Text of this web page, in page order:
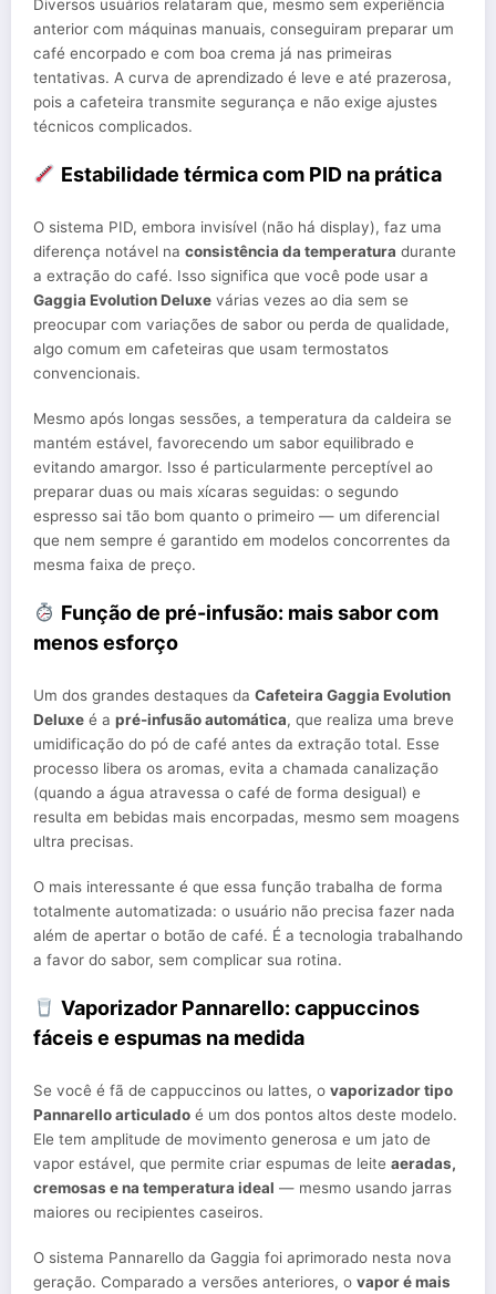
Diversos usuários relataram que, mesmo sem experiência
anterior com máquinas manuais, conseguiram preparar um
café encorpado e com boa crema já nas primeiras
tentativas. A curva de aprendizado é leve e até prazerosa,
pois a cafeteira transmite segurança e não exige ajustes
técnicos complicados.
Estabilidade térmica com PID na prática
O sistema PID, embora invisível (não há display), faz uma
diferença notável na consistência da temperatura durante
a extração do café. Isso significa que você pode usar a
Gaggia Evolution Deluxe várias vezes ao dia sem se
preocupar com variações de sabor ou perda de qualidade,
algo comum em cafeteiras que usam termostatos
convencionais.
Mesmo após longas sessões, a temperatura da caldeira se
mantém estável, favorecendo um sabor equilibrado e
evitando amargor. Isso é particularmente perceptível ao
preparar duas ou mais xícaras seguidas: o segundo
espresso sai tão bom quanto o primeiro — um diferencial
que nem sempre é garantido em modelos concorrentes da
mesma faixa de preço.
Função de pré-infusão: mais sabor com
menos esforço
Um dos grandes destaques da Cafeteira Gaggia Evolution
Deluxe é a pré-infusão automática, que realiza uma breve
umidificação do pó de café antes da extração total. Esse
processo libera os aromas, evita a chamada canalização
(quando a água atravessa o café de forma desigual) e
resulta em bebidas mais encorpadas, mesmo sem moagens
ultra precisas.
O mais interessante é que essa função trabalha de forma
totalmente automatizada: o usuário não precisa fazer nada
além de apertar o botão de café. É a tecnologia trabalhando
a favor do sabor, sem complicar sua rotina.
Vaporizador Pannarello: cappuccinos
fáceis e espumas na medida
Se você é fã de cappuccinos ou lattes, o vaporizador tipo
Pannarello articulado é um dos pontos altos deste modelo.
Ele tem amplitude de movimento generosa e um jato de
vapor estável, que permite criar espumas de leite aeradas,
cremosas e na temperatura ideal — mesmo usando jarras
maiores ou recipientes caseiros.
O sistema Pannarello da Gaggia foi aprimorado nesta nova
geração. Comparado a versões anteriores, o vapor é mais